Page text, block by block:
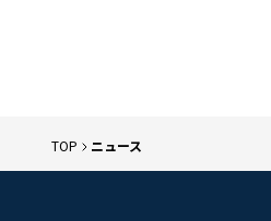
TOP ニュース